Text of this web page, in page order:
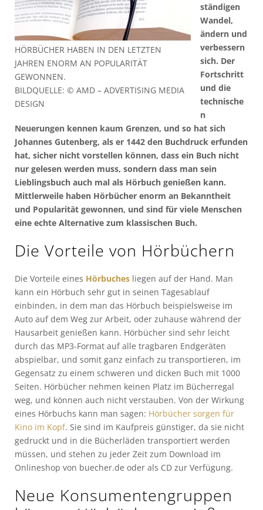
HÖRBÜCHER HABEN IN DEN LETZTEN
JAHREN ENORM AN POPULARITÄT
GEWONNEN.
BILDQUELLE: © AMD – ADVERTISING MEDIA
DESIGN
ständigen
Wandel,
ändern und
verbessern
sich. Der
Fortschritt
und die
technische
n
Neuerungen kennen kaum Grenzen, und so hat sich
Johannes Gutenberg, als er 1442 den Buchdruck erfunden
hat, sicher nicht vorstellen können, dass ein Buch nicht
nur gelesen werden muss, sondern dass man sein
Lieblingsbuch auch mal als Hörbuch genießen kann.
Mittlerweile haben Hörbücher enorm an Bekanntheit
und Popularität gewonnen, und sind für viele Menschen
eine echte Alternative zum klassischen Buch.
Die Vorteile von Hörbüchern
Die Vorteile eines Hörbuches liegen auf der Hand. Man
kann ein Hörbuch sehr gut in seinen Tagesablauf
einbinden, in dem man das Hörbuch beispielsweise im
Auto auf dem Weg zur Arbeit, oder zuhause während der
Hausarbeit genießen kann. Hörbücher sind sehr leicht
durch das MP3-Format auf alle tragbaren Endgeräten
abspielbar, und somit ganz einfach zu transportieren, im
Gegensatz zu einem schweren und dicken Buch mit 1000
Seiten. Hörbücher nehmen keinen Platz im Bücherregal
weg, und können auch nicht verstauben. Von der Wirkung
eines Hörbuchs kann man sagen: Hörbücher sorgen für
Kino im Kopf. Sie sind im Kaufpreis günstiger, da sie nicht
gedruckt und in die Bücherläden transportiert werden
müssen, und stehen zu jeder Zeit zum Download im
Onlineshop von buecher.de oder als CD zur Verfügung.
Neue Konsumentengruppen